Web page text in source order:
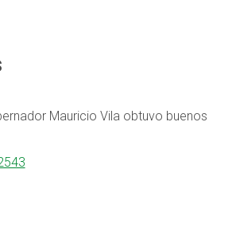
Mauricio Vila obtuvo buenos